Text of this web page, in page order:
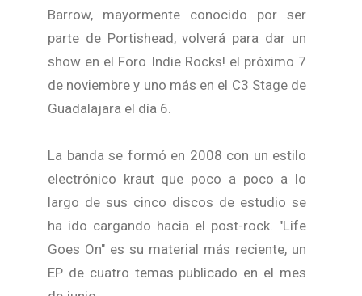
Barrow, mayormente conocido por ser
parte de Portishead, volverá para dar un
show en el Foro Indie Rocks! el próximo 7
de noviembre y uno más en el C3 Stage de
Guadalajara el día 6.
La banda se formó en 2008 con un estilo
electrónico kraut que poco a poco a lo
largo de sus cinco discos de estudio se
ha ido cargando hacia el post-rock. "Life
Goes On" es su material más reciente, un
EP de cuatro temas publicado en el mes